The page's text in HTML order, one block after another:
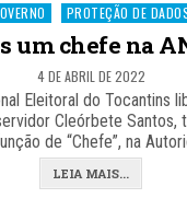
PROTEÇÃO DE
um chefe na
4 DE ABRIL DE 2022
Eleitoral do Tocantins
Cleórbete Santos,
de “Chefe”, na
LEIA MAIS...